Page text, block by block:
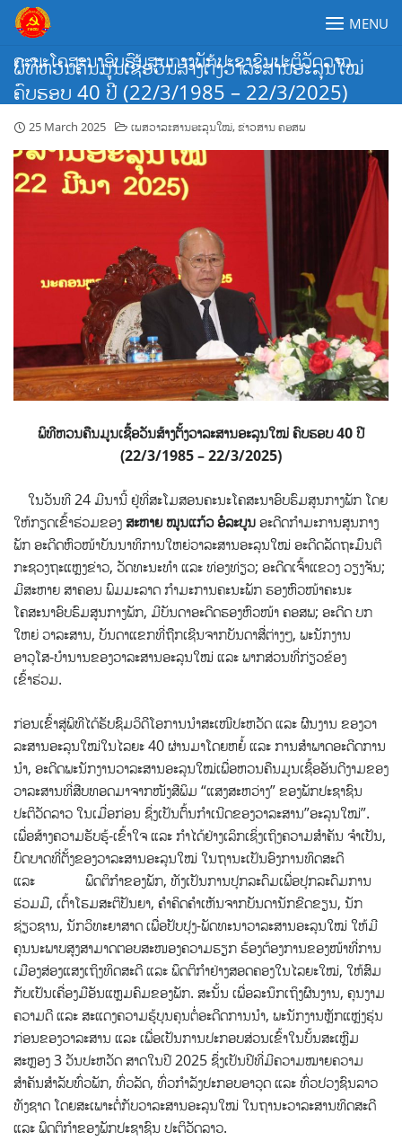
Skip
content
ຄະນະໂຄສະນາອົບຮົມສູນກາງພັກປະຊາຊົນປະຕິວັດລາວ
MENU
ພິທີຫວນຄືນມູນເຊື້ອວັນສ້າງຕັ້ງວາລະສານອະລຸນໃໝ່
ຄົບຮອບ 40 ປີ (22/3/1985 – 22/3/2025)
25 March 2025 ເພສວາລະສານອະລຸນໃໝ່,ຂ່າວສານ ຄອສພ
ພິທີຫວນຄືນມູນເຊື້ອວັນສ້າງຕັ້ງວາລະສານອະລຸນໃໝ່ ຄົບຮອບ 40 ປີ
(22/3/1985 – 22/3/2025)
ໃນວັນທີ 24 ມີນານີ້ ຢູ່ທີ່ສະໂມສອນຄະນະໂຄສະນາອົບຮົມສູນກາງພັກ ໂດຍ
ໃຫ້ກຽດເຂົ້າຮ່ວມຂອງສະຫາຍ ໝູນ​ແກ້ວ ອໍ​ລະ​ບູນອະ​ດີດ​ກຳ​ມະ​ການ​ສູນ​ກາງ​
ພັກ ອະ​ດີດຫົວ​ໜ້າບັນ​ນາ​ທິ​ການໃຫຍ່ວາລະສານອະລຸນ​ໃໝ່ ອະດີດລັດຖະມົນຕີ
ກະຊວງຖະແຫຼງຂ່າວ, ວັດທະນະທຳ ແລະ ທ່ອງທ່ຽວ; ອະດີດເຈົ້າແຂວງ ວຽງຈັນ;
ມີສະຫາຍ ສາ​ຄອນ ພົມ​ມະ​ລາດ ກຳ​ມະ​ການ​ຄະ​ນະພັກ ຮອງຫົວໜ້າຄະນະ
ໂຄສະນາອົບຮົມສູນກາງພັກ, ມີບັນດາ​ອະດີດ​ຮອງຫົວໜ້າ ຄອສພ; ອະດີດ ບກ
ໃຫຍ່ ວາລະສານ, ບັນດາແຂກທີ່ຖືກເຊີນຈາກບັນດາສື່ຕ່າງໆ​, ພະນັກງານ
ອາວຸໂສ-ບໍານານຂອງວາລະສານອະລຸນ​ໃໝ່ ແລະ ພາກສ່ວນທີ່ກ່ຽວຂ້ອງ
ເຂົ້າຮ່ວມ.
ກ່ອນເຂົ້າສູ່ພິທີໄດ້ຮັບຊົມວິດີໂອການນຳສະເໜີປະຫວັດ ແລະ ຜົນງານ ຂອງວາ
ລະສານອະລຸນໃໝ່ໃນໄລຍະ 40 ຜ່ານມາໂດຍຫຍໍ້ ແລະ ການສຳພາດອະດີດການ
ນຳ, ອະດີດພະນັກງານວາລະສານອະລຸນໃໝ່ເພື່ອ​ຫວນ​ຄືນ​ມູນເຊື້ອ​ອັນ​ດີງາມຂອງ
ວາລະສານທີ່ສືບທອດມາຈາກ​ໜັງສືພິມ “ແສງ​ສະຫວ່າງ” ຂອງ​ພັກ​ປະຊາຊົນ
ປະຕິວັດ​ລາວ ໃນ​ເມື່ອ​ກ່ອນ ຊຶ່ງ​ເປັນຕົ້ນ​ກຳເນີດ​ຂອງ​ວາລະສານ”ອະລຸນ​ໃໝ່”.
ເພື່ອສ້າງ​ຄວາມ​ຮັບ​ຮູ້-ເຂົ້າ​ໃຈ ແລະ ກຳ​ໄດ້​ຢ່າງ​ເລິກ​ເຊິ່ງ​ເຖິງຄວາມ​ສຳ​ຄັນ​ ຈຳ​ເປັນ,
ບົດ​ບາດທີ່​ຕັ້ງ​ຂອງວາ​ລະ​ສານ​ອະ​ລຸນ​ໃໝ່ ໃນ​ຖາ​ນະ​ເປັນ​ອົງ​ການ​ທິດ​ສະ​ດີ
ແລະ ພຶ​ດຕິ​ກຳ​ຂອງ​ພັກ, ທັງເປັນການປຸກລະດົມເພື່ອປຸກ​ລະ​ດົມ​ການ​
ຮ່ວມ​ມື, ເຕົ້າໂຮມ​ສະຕິປັນຍາ, ຄຳ​ຄິດ​ຄຳ​ເຫັນ​ຈາກ​ບັນດາ​ນັກຂີດຂຽນ, ນັກ
ຊ່ຽວຊານ, ນັກວິທະຍາສາດ ເພື່ອ​ປັບ​ປຸງ-​ພັດ​ທະ​ນາວາລະສານອະລຸນ​ໃໝ່ ໃຫ້​ມີ​
ຄຸນ​ນະ​ພາບສູງສາ​ມາດ​ຕອບ​ສະໜອງ​ຄວາມ​ຮຽກ ຮ້ອງ​ຕ້ອງການ​ຂອງ​ໜ້າທີ່​ການ
ເມືອງ​ສ່ອງແສງເຖິງທິດສະດີ ແລະ ພຶດຕິກຳຢ່າງສອດຄອງໃນ​ໄລຍະ​ໃໝ່, ໃຫ້​ສົມ​
ກັບເປັນ​ເຄື່ອງມື​ອັນ​ແຫຼມ​ຄົມ​ຂອງ​ພັກ. ສະນັ້ນ ເພື່ອ​ລະ​ນຶກ​ເຖິງຜົນ​ງານ, ຄຸນ​ງາມ​
ຄວາມ​ດີ ແລະ ສະ​ແດງ​ຄວາມ​ຮູ້​ບຸນ​ຄຸນ​ຕໍ່​ອະ​ດີດ​ການ​ນຳ, ພະ​ນັກ​ງານຫຼັກ​ແຫຼ່ງ​ຮຸ່ນ​
ກ່ອນ​ຂອງວາ​ລະ​ສານ ແລະ ເພື່ອເປັນການປະກອບສ່ວນເຂົ້າໃນບັ້ນສະເຫຼີມ
ສະຫຼອງ 3 ວັນປະຫວັດ ສາດໃນປີ 2025 ຊຶ່ງເປັນປີທີ່ມີຄວາມໝາຍຄວາມ
ສຳຄັນສຳລັບທົ່ວພັກ, ທົ່ວລັດ, ທົ່ວກຳລັງປະກອບອາວຸດ ແລະ ທົ່ວປວງຊົນລາວ
ທັງຊາດ ໂດຍສະເພາະຕໍ່ກັບວາລະສານອະລຸນໃໝ່ ໃນຖານະວາລະສານທິດສະດີ
ແລະ ພຶດຕິກຳຂອງພັກປະຊາຊົນ ປະຕິວັດລາວ.